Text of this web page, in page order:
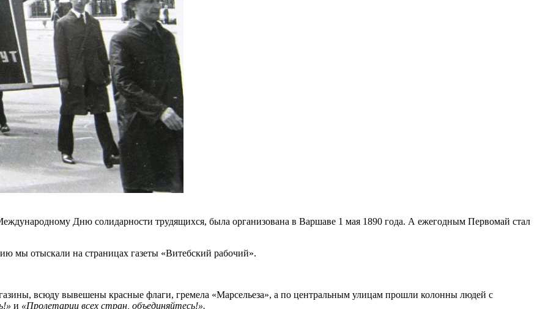
Дню солидарности трудящихся, была организована в Варшаве 1 мая 1890 года. А ежегодным Первомай стал
мы отыскали на страницах газеты «Витебский рабочий».
всюду вывешены красные флаги, гремела «Марсельеза», а по центральным улицам прошли колонны людей с
и «Пролетарии всех стран, объединяйтесь!».